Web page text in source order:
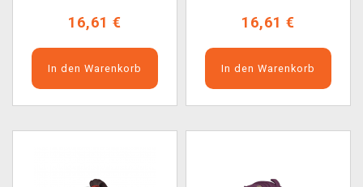
16,61 €
In den Warenkorb
16,61 €
In den Warenkorb